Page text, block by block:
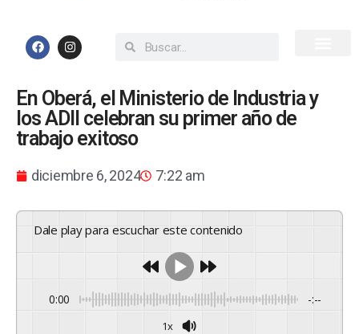
En Oberá, el Ministerio de Industria y
los ADII celebran su primer año de
trabajo exitoso
diciembre 6, 2024 7:22 am
Dale play para escuchar este contenido
0:00 -:--
1x